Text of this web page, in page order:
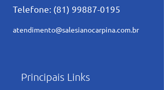
Telefone: (81) 99887-0195
atendimento@salesianocarpina.com.br
Principais Links